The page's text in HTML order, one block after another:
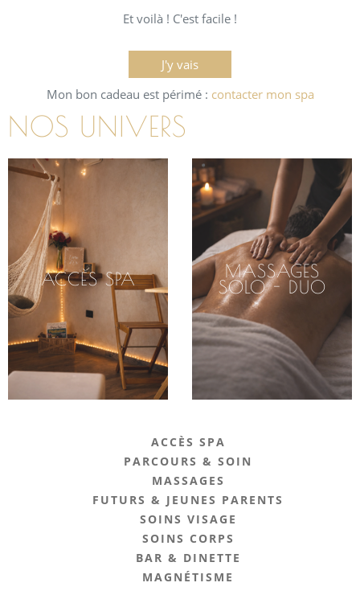
Et voilà ! C'est facile !
J'y vais
Mon bon cadeau est périmé : contacter mon spa
NOS UNIVERS
ACCÈS SPA MASSAGES
SOLO - DUO
ACCÈS SPA
PARCOURS & SOIN
MASSAGES
FUTURS & JEUNES PARENTS
SOINS VISAGE
SOINS CORPS
BAR & DINETTE
MAGNÉTISME